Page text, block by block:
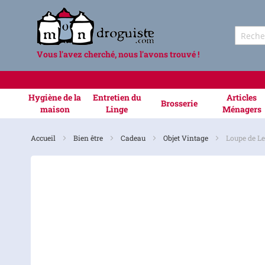
Vous l'avez cherché, nous l'avons trouvé !
Hygiène de la
maison
Entretien du
Linge
Brosserie
Articles
Ménagers
Accueil Bien être Cadeau Objet Vintage Loupe de